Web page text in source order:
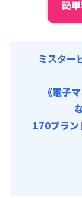
簡
ミスター
《電子
170ブラ